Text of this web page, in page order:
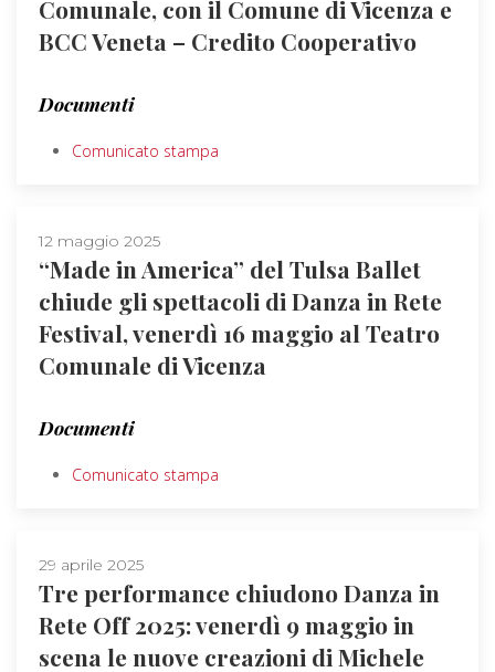
Comunale, con il Comune di Vicenza e
BCC Veneta – Credito Cooperativo
Documenti
Comunicato stampa
12 maggio 2025
“Made in America” del Tulsa Ballet
chiude gli spettacoli di Danza in Rete
Festival, venerdì 16 maggio al Teatro
Comunale di Vicenza
Documenti
Comunicato stampa
29 aprile 2025
Tre performance chiudono Danza in
Rete Off 2025: venerdì 9 maggio in
scena le nuove creazioni di Michele